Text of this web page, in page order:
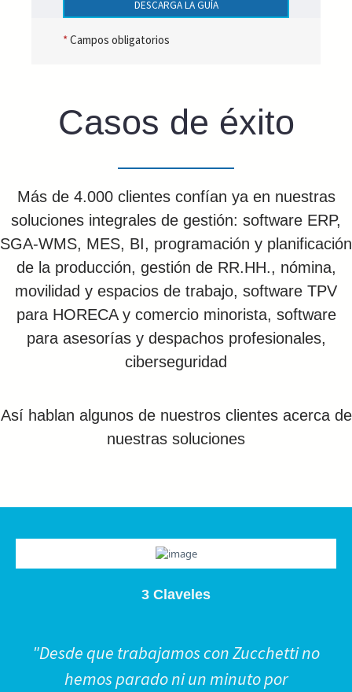
DESCARGA LA GUÍA
*Campos obligatorios
Casos de éxito
Más de 4.000 clientes confían ya en nuestras
soluciones integrales de gestión: software ERP,
SGA-WMS, MES, BI, programación y planificación
de la producción, gestión de RR.HH., nómina,
movilidad y espacios de trabajo, software TPV
para HORECA y comercio minorista, software
para asesorías y despachos profesionales,
ciberseguridad
Así hablan algunos de nuestros clientes acerca de
nuestras soluciones
3 Claveles
"Desde que trabajamos con Zucchetti no
hemos parado ni un minuto por